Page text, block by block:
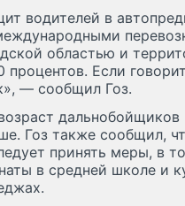
водителей в
областью и
процентов. Если
— сообщил Гоз.
дальнобойщиков
Гоз также сообщил,
принять меры, в
в средней школе и